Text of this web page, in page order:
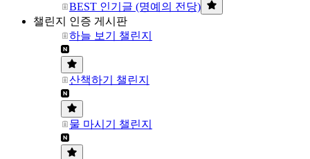
BEST 인기글 (명예의 전당)
챌린지 인증 게시판
하늘 보기 챌린지
산책하기 챌린지
물 마시기 챌린지